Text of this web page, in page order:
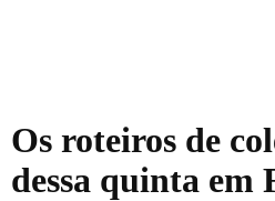
Os roteiros de
dessa quinta em